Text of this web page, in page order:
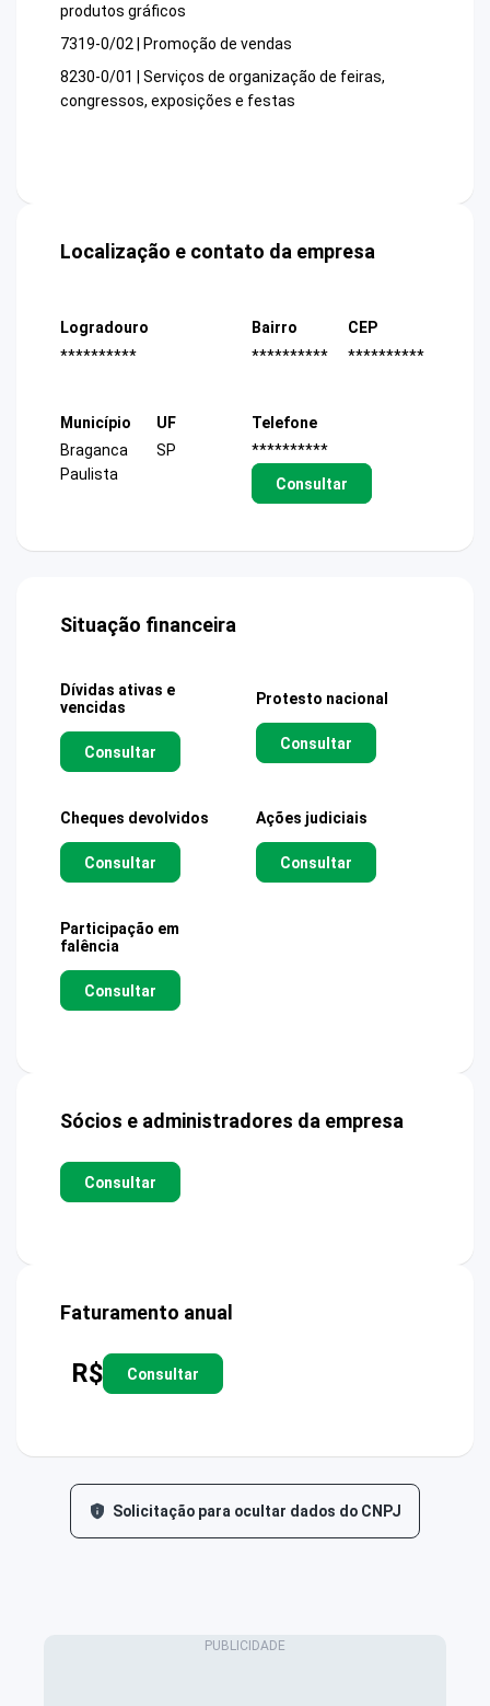
produtos gráficos
7319-0/02 | Promoção de vendas
8230-0/01 | Serviços de organização de feiras,
congressos, exposições e festas
Localização e contato da empresa
Logradouro
**********
Bairro
**********
CEP
**********
Município
Braganca
Paulista
UF
SP
Telefone
**********
Consultar
Situação financeira
Dívidas ativas e
vencidas
Consultar
Protesto nacional
Consultar
Cheques devolvidos
Consultar
Ações judiciais
Consultar
Participação em
falência
Consultar
Sócios e administradores da empresa
Consultar
Faturamento anual
R$ Consultar
Solicitação para ocultar dados do CNPJ